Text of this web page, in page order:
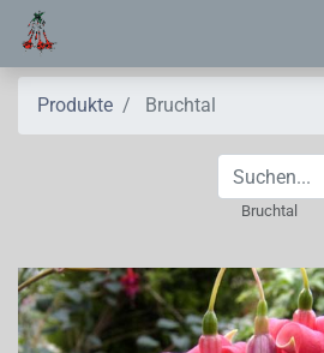
Produkte Bruchtal
Bruchtal